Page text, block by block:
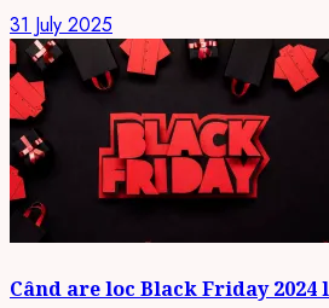
31 July 2025
Când are loc Black Friday 2024